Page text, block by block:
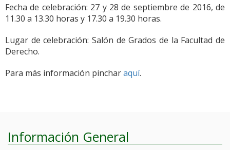
Fecha de celebración: 27 y 28 de septiembre de 2016, de
11.30 a 13.30 horas y 17.30 a 19.30 horas.
Lugar de celebración: Salón de Grados de la Facultad de
Derecho.
Para más información pincharaquí.
Información General